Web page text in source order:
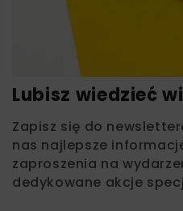
Lubisz wiedzieć
Zapisz się do
nas najlepsze
zaproszenia na
dedykowane akcje